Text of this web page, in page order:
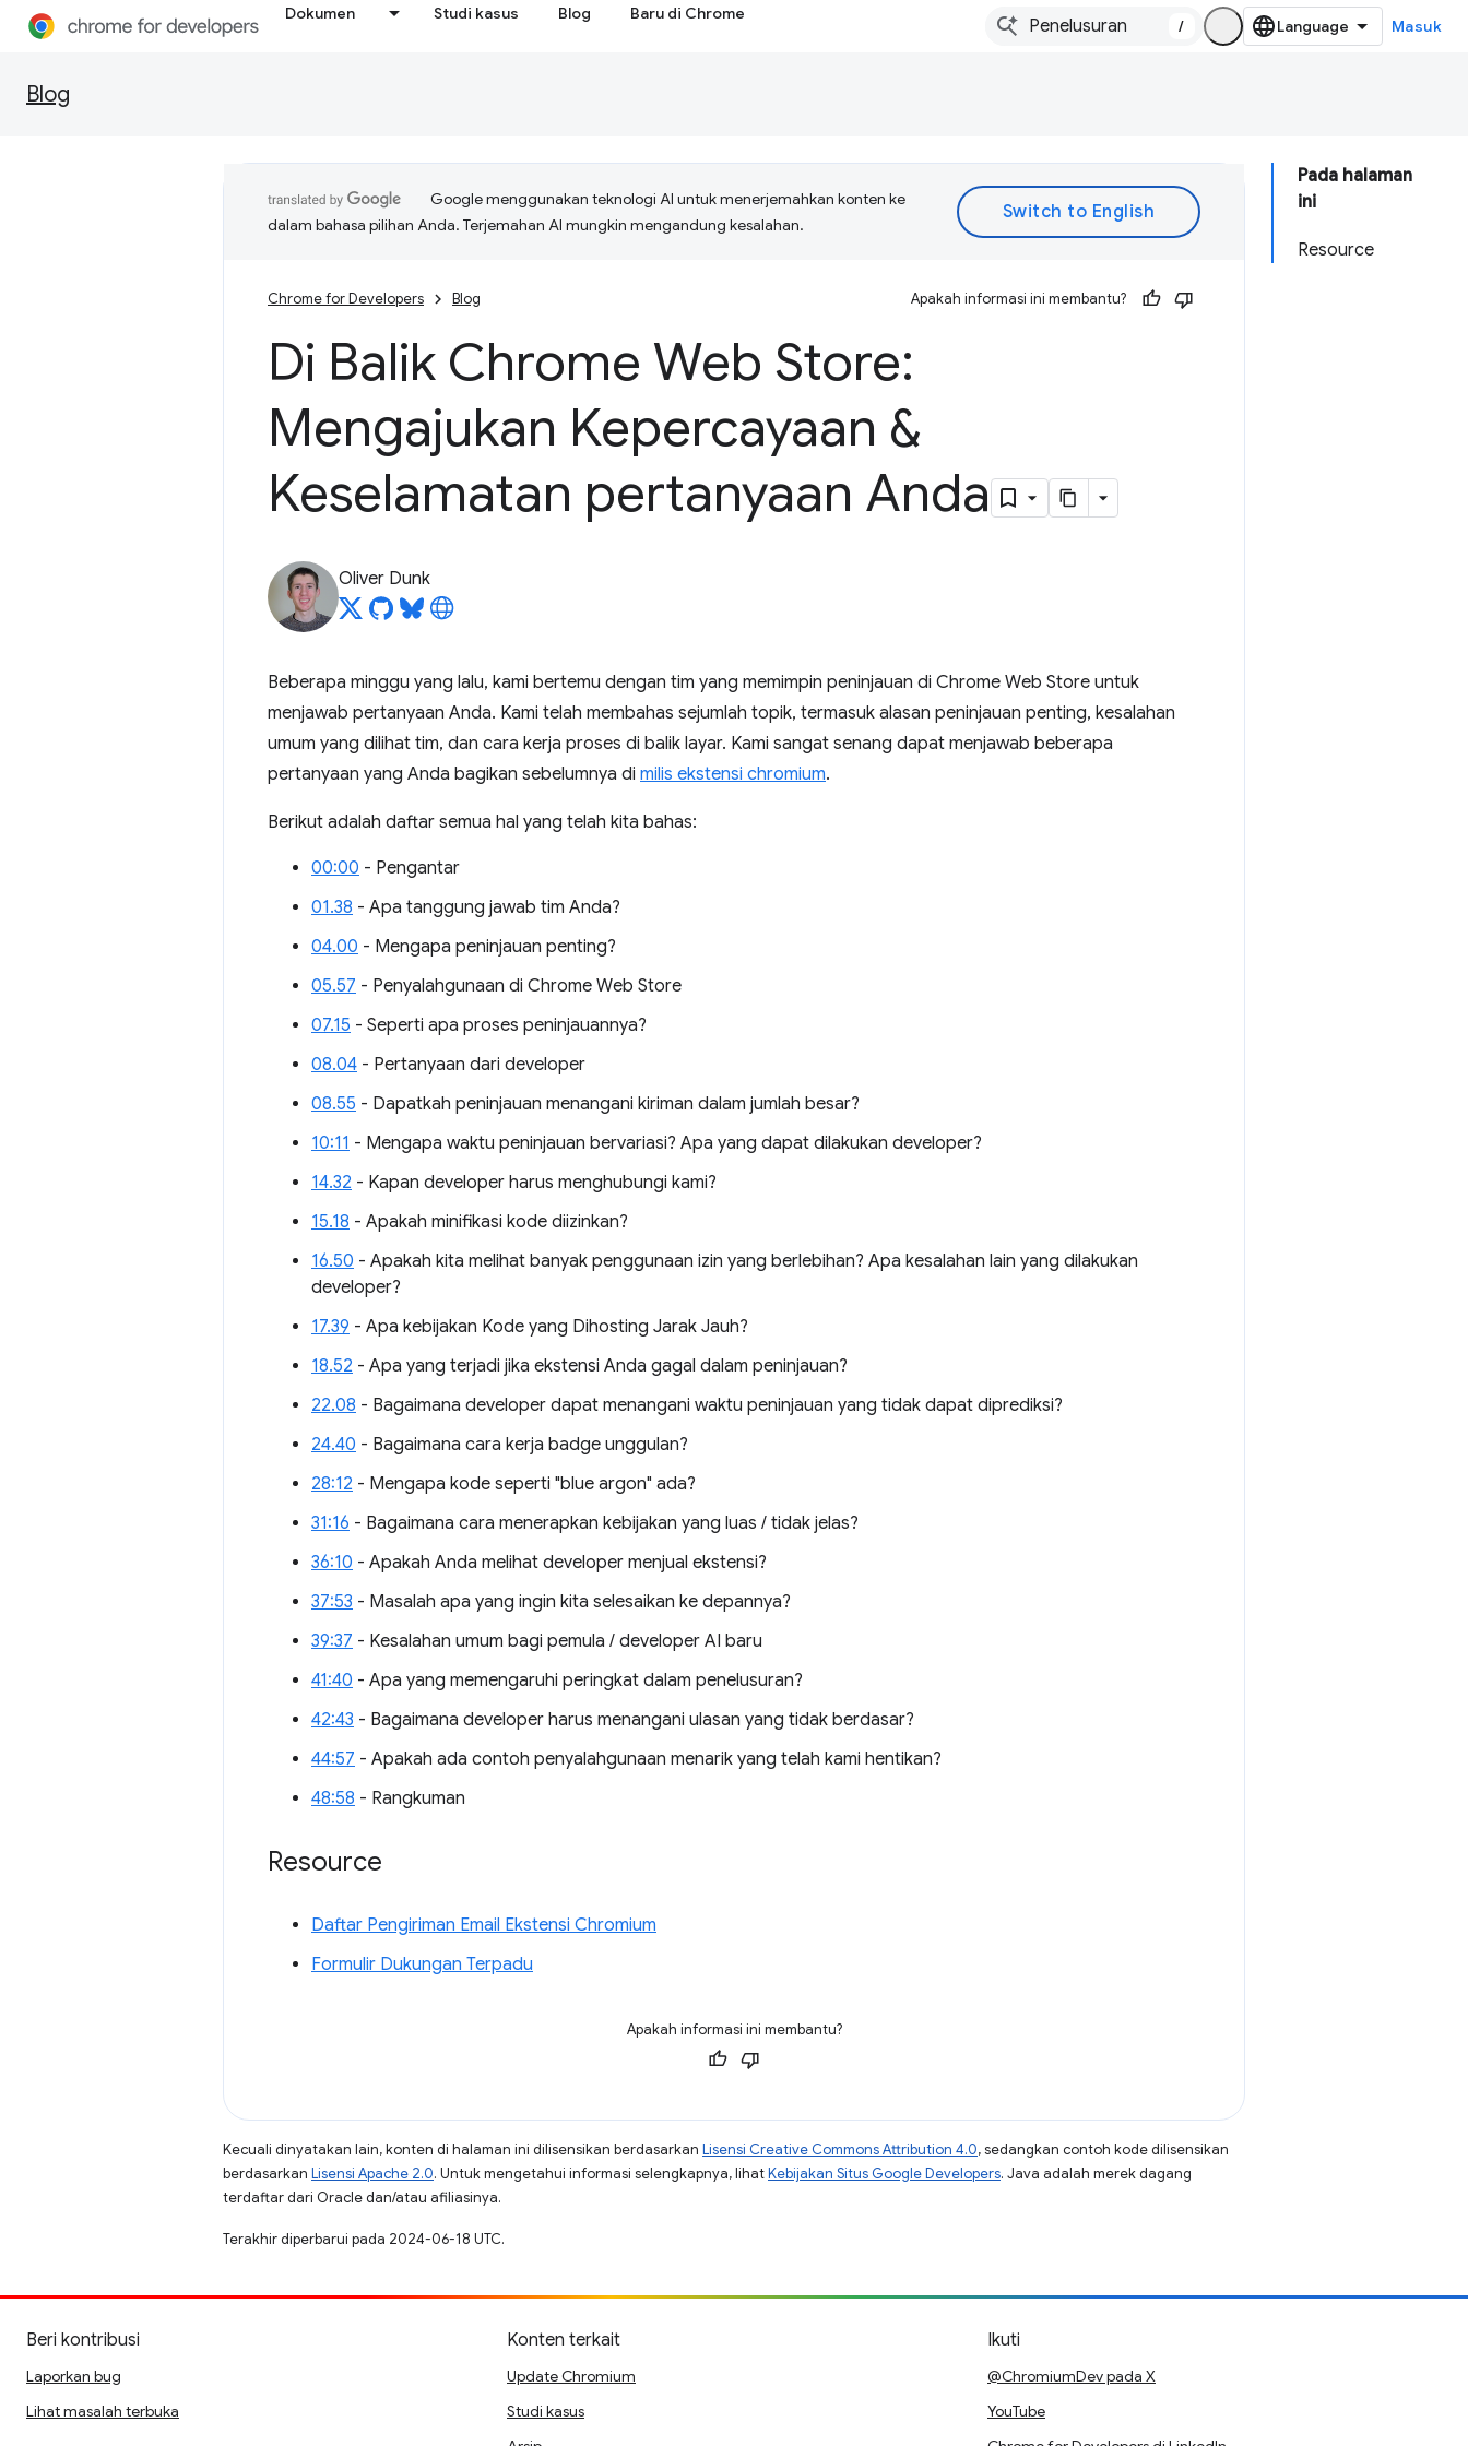
Dokumen Studi kasus Blog Baru di Chrome
/ Masuk
Blog
Pada halaman
ini
Resource
Google menggunakan teknologi AI untuk menerjemahkan konten ke
dalam bahasa pilihan Anda. Terjemahan AI mungkin mengandung kesalahan.
Chrome for Developers Blog Apakah informasi ini membantu?
Di Balik Chrome Web Store:
Mengajukan Kepercayaan &
Keselamatan pertanyaan Anda
Oliver Dunk
Beberapa minggu yang lalu, kami bertemu dengan tim yang memimpin peninjauan di Chrome Web Store untuk
menjawab pertanyaan Anda. Kami telah membahas sejumlah topik, termasuk alasan peninjauan penting, kesalahan
umum yang dilihat tim, dan cara kerja proses di balik layar. Kami sangat senang dapat menjawab beberapa
pertanyaan yang Anda bagikan sebelumnya di milis ekstensi chromium.
Berikut adalah daftar semua hal yang telah kita bahas:
00:00 - Pengantar
01.38 - Apa tanggung jawab tim Anda?
04.00 - Mengapa peninjauan penting?
05.57 - Penyalahgunaan di Chrome Web Store
07.15 - Seperti apa proses peninjauannya?
08.04 - Pertanyaan dari developer
08.55 - Dapatkah peninjauan menangani kiriman dalam jumlah besar?
10:11 - Mengapa waktu peninjauan bervariasi? Apa yang dapat dilakukan developer?
14.32 - Kapan developer harus menghubungi kami?
15.18 - Apakah minifikasi kode diizinkan?
16.50 - Apakah kita melihat banyak penggunaan izin yang berlebihan? Apa kesalahan lain yang dilakukan
developer?
17.39 - Apa kebijakan Kode yang Dihosting Jarak Jauh?
18.52 - Apa yang terjadi jika ekstensi Anda gagal dalam peninjauan?
22.08 - Bagaimana developer dapat menangani waktu peninjauan yang tidak dapat diprediksi?
24.40 - Bagaimana cara kerja badge unggulan?
28:12 - Mengapa kode seperti "blue argon" ada?
31:16 - Bagaimana cara menerapkan kebijakan yang luas / tidak jelas?
36:10 - Apakah Anda melihat developer menjual ekstensi?
37:53 - Masalah apa yang ingin kita selesaikan ke depannya?
39:37 - Kesalahan umum bagi pemula / developer AI baru
41:40 - Apa yang memengaruhi peringkat dalam penelusuran?
42:43 - Bagaimana developer harus menangani ulasan yang tidak berdasar?
44:57 - Apakah ada contoh penyalahgunaan menarik yang telah kami hentikan?
48:58 - Rangkuman
Resource
Daftar Pengiriman Email Ekstensi Chromium
Formulir Dukungan Terpadu
Apakah informasi ini membantu?
Kecuali dinyatakan lain, konten di halaman ini dilisensikan berdasarkan Lisensi Creative Commons Attribution 4.0, sedangkan contoh kode dilisensikan
berdasarkan Lisensi Apache 2.0. Untuk mengetahui informasi selengkapnya, lihatKebijakan Situs Google Developers. Java adalah merek dagang
terdaftar dari Oracle dan/atau afiliasinya.
Terakhir diperbarui pada 2024-06-18 UTC.
Beri kontribusi
Laporkan bug
Lihat masalah terbuka
Konten terkait
Update Chromium
Studi kasus
Ikuti
@ChromiumDev pada X
YouTube